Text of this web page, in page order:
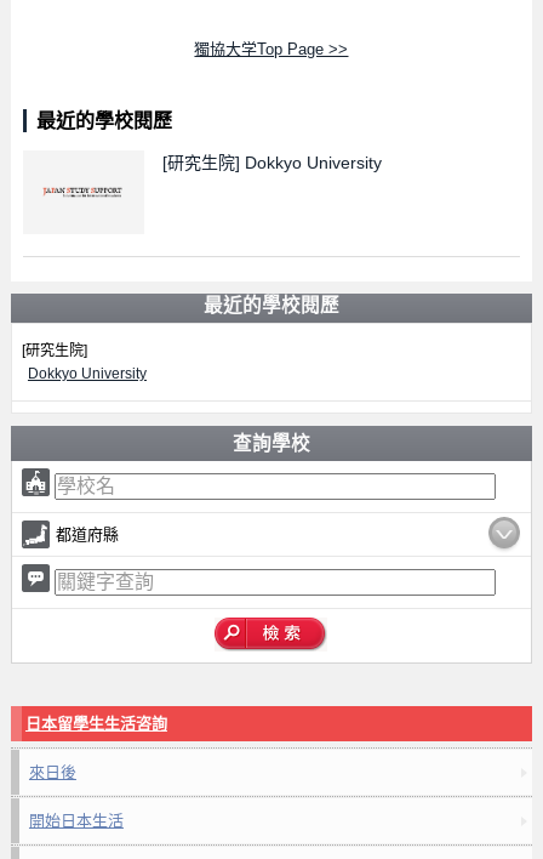
獨協大学Top Page >>
最近的學校閱歷
[研究生院] Dokkyo University
最近的學校閱歷
[研究生院]
Dokkyo University
查詢學校
都道府縣
日本留學生生活咨詢
來日後
開始日本生活